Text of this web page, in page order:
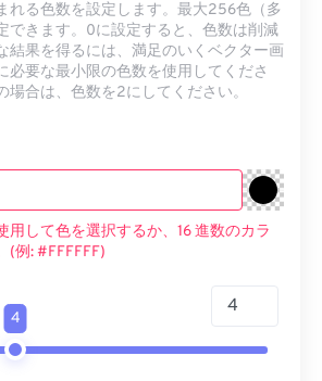
れる色数を設定します。最大256色（多
できます。0に設定すると、色数は削減
結果を得るには、満足のいくベクター画
必要な最小限の色数を使用してくださ
場合は、色数を2にしてください。
用して色を選択するか、16 進数のカラ
(例: #FFFFFF)
4